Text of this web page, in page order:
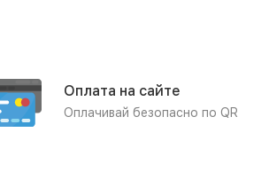
Оплата на сайте
Оплачивай безопасно по QR